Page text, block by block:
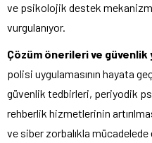
ve psikolojik destek
vurgulanıyor.
Çözüm önerileri ve güvenlik
polisi uygulamasının hayata
güvenlik tedbirleri, periyodik
rehberlik hizmetlerinin
ve siber zorbalıkla mücadelede